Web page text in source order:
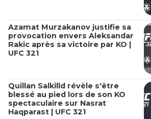
Azamat Murzakanov justifie sa
provocation envers Aleksandar
Rakic après sa victoire par KO |
UFC 321
Quillan Salkilld révèle s'être
blessé au pied lors de son KO
spectaculaire sur Nasrat
Haqparast | UFC 321